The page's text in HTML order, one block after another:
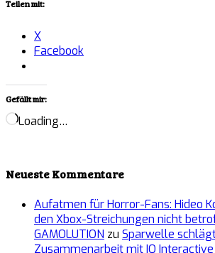
Teilen mit:
X
Facebook
Gefällt mir:
Loading…
Neueste Kommentare
Aufatmen für Horror-Fans: Hideo
den Xbox-Streichungen nicht
GAMOLUTION zu Sparwelle
Zusammenarbeit mit IO Interactive